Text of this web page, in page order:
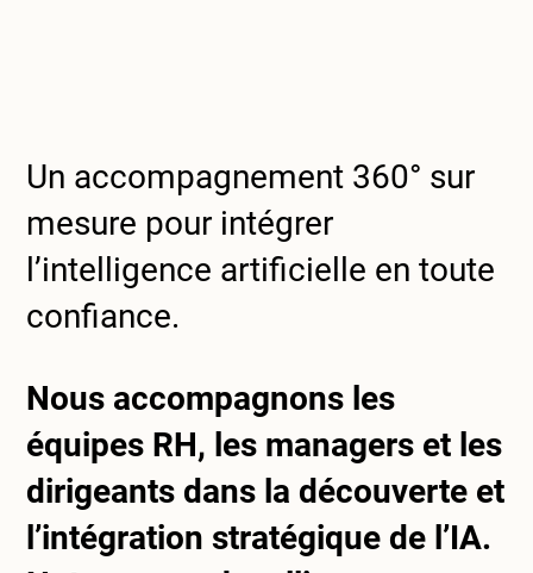
Un accompagnement 360° sur
mesure pour intégrer
l’intelligence artificielle en toute
confiance.
Nous accompagnons les
équipes RH, les managers et les
dirigeants dans la découverte et
l’intégration stratégique de l’IA.